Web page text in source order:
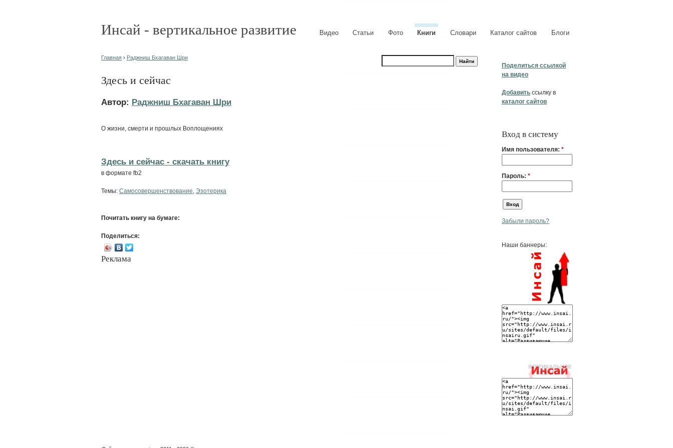
Инсай - вертикальное развитие Видео Статьи Фото Книги Словари Каталог сайтов Блоги
Поделиться ссылкой
на видео
Добавить ссылку в
каталог сайтов
Вход в систему
Имя пользователя: *
Пароль: *
Забыли пароль?
Наши баннеры:
Главная › Раджниш Бхагаван Шри
Здесь и сейчас
Автор: Раджниш Бхагаван Шри
О жизни, смерти и прошлых Воплощениях
Здесь и сейчас - cкачать книгу
в формате fb2
Темы: Самосовершенствование Эзотерика
Почитать книгу на бумаге:
Поделиться:
Реклама